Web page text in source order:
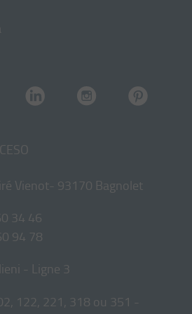
Vienot- 93170 Bagnolet
34 46
94 78
- Ligne 3
122, 221, 318 ou 351 -